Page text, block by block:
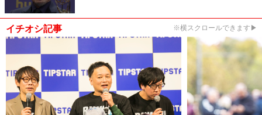
イチオシ記事 ※横スクロールできます▶